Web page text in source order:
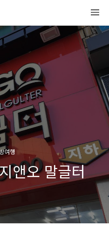
여행
앤오 말글터